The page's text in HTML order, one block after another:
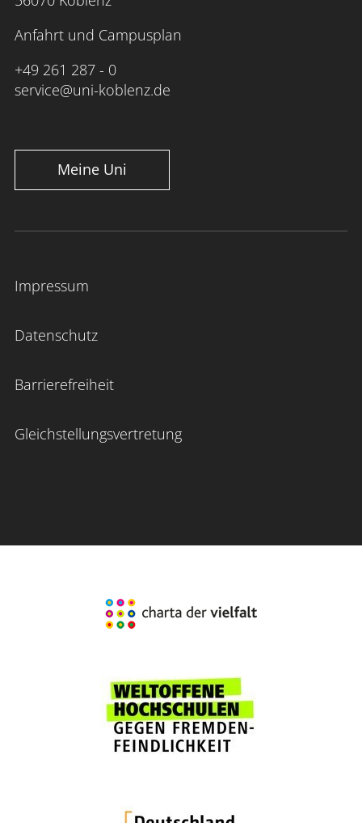
Anfahrt und Campusplan
+49 261 287 - 0
service@uni-koblenz.de
Meine Uni
Impressum
Datenschutz
Barrierefreiheit
Gleichstellungsvertretung